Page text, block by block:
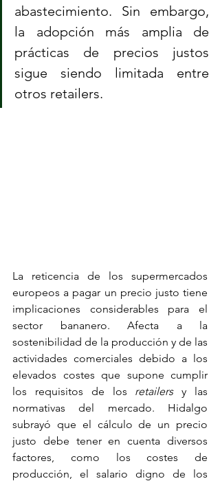
abastecimiento. Sin embargo,
la adopción más amplia de
prácticas de precios justos
sigue siendo limitada entre
otros retailers.
La reticencia de los supermercados
europeos a pagar un precio justo tiene
implicaciones considerables para el
sector bananero. Afecta a la
sostenibilidad de la producción y de las
actividades comerciales debido a los
elevados costes que supone cumplir
los requisitos de los retailers y las
normativas del mercado. Hidalgo
subrayó que el cálculo de un precio
justo debe tener en cuenta diversos
factores, como los costes de
producción, el salario digno de los